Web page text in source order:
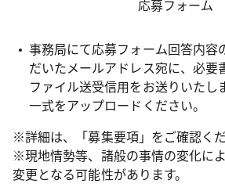
応募フォーム
事務局にて応募フォーム回答内容
だいたメールアドレス宛に、必要
ファイル送受信用をお送りいたし
一式をアップロードください。
※詳細は、「募集要項」をご確認くだ
※現地情勢等、諸般の事情の変化に
変更となる可能性があります。